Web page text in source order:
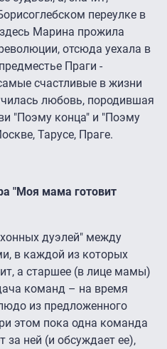
переулке в
Марина прожила
отсюда уехала в
Праги -
счастливые в жизни
любовь, породившая
"Поэму конца" и "Поэму
Тарусе, Праге.
"Моя мама готовит
дуэлей" между
в каждой из которых
а старшее (в лице мамы)
команд – на время
из предложенного
этом пока одна команда
за ней (и обсуждает ее),